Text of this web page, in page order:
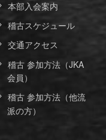
本部入会案内
稽古スケジュール
交通アクセス
稽古 参加方法（JKA
会員）
稽古 参加方法（他流
派の方）